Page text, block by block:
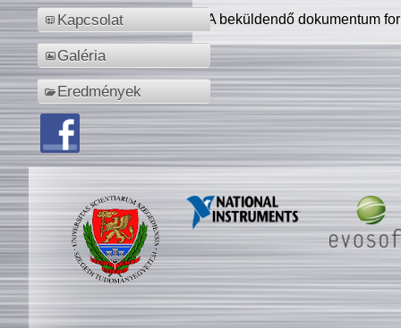
Kapcsolat
Galéria
Eredmények
A beküldendő dokumentum